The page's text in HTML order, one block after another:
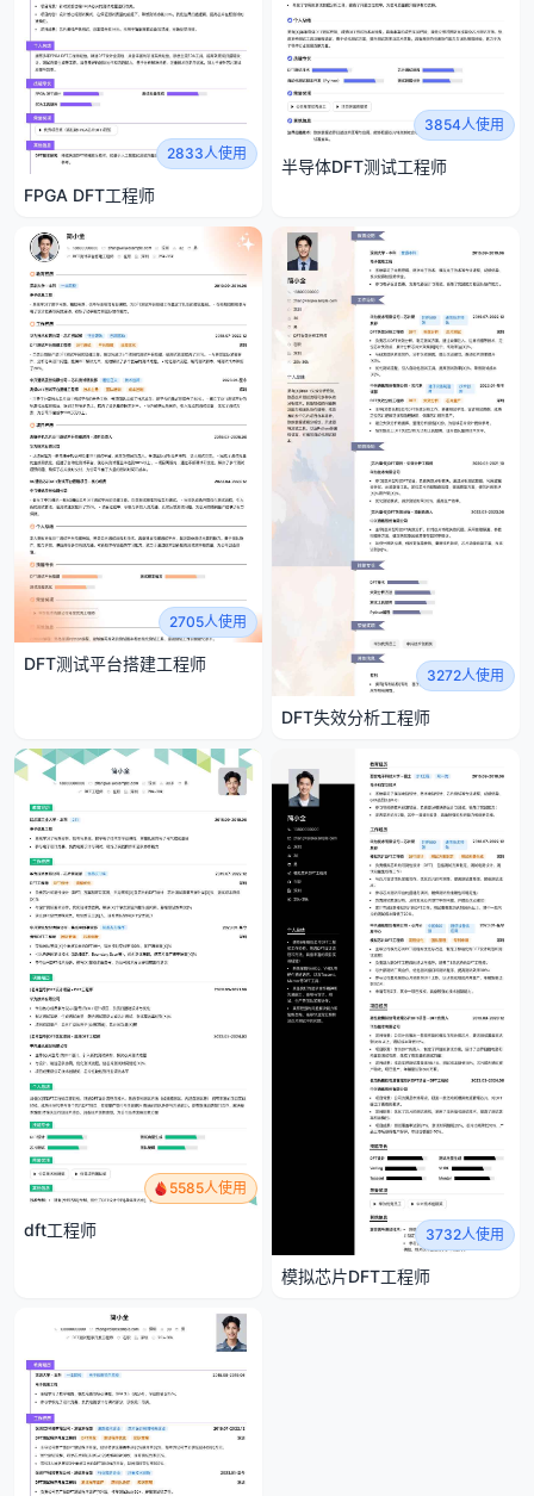
2833人使用
FPGA DFT工程师
3854人使用
半导体DFT测试工程师
2705人使用
DFT测试平台搭建工程师
3272人使用
DFT失效分析工程师
5585人使用
dft工程师 3732人使用
模拟芯片DFT工程师